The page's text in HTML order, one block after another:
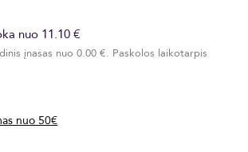
nuo 11.10 €
įnašas nuo 0.00 €. Paskolos laikotarpis
nuo 50€